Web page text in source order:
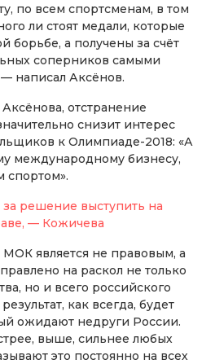
по всем спортсменам, в том
ли стоят медали, которые
борьбе, а получены за счёт
соперников самыми
написал Аксёнов.
отстранение
снизит интерес
к Олимпиаде-2018: «А
международному бизнесу,
спортом».
решение выступить на
— Кожичева
является не правовым, а
на раскол не только
но и всего российского
как всегда, будет
ожидают недруги России.
выше, сильнее любых
это постоянно на всех